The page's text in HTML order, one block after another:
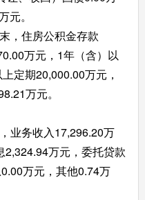
元。
住房公积金存款
万元，1年（含）以
定期20,000.00万元，
万元。
务收入17,296.20万
万元，委托贷款
万元，其他0.74万